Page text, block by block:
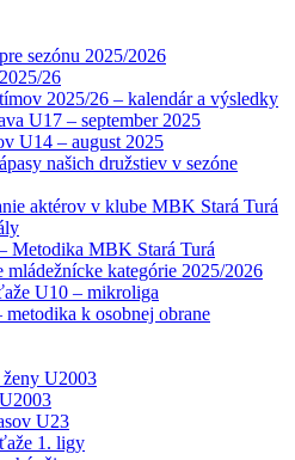
sezónu 2025/2026
26
2025/26 – kalendár a výsledky
U17 – september 2025
U14 – august 2025
našich družstiev v sezóne
aktérov v klube MBK Stará Turá
Metodika MBK Stará Turá
mládežnícke kategórie 2025/2026
U10 – mikroliga
k osobnej obrane
U2003
U23
1. ligy